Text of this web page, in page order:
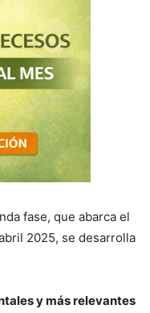
fase, que abarca el
2025, se desarrolla
y más relevantes